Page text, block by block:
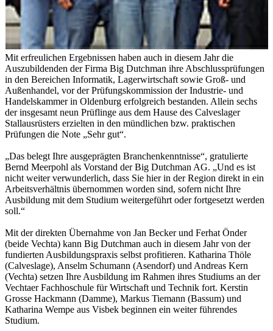
Mit erfreulichen Ergebnissen haben auch in diesem Jahr die
Auszubildenden der Firma Big Dutchman ihre Abschlussprüfungen
in den Bereichen Informatik, Lagerwirtschaft sowie Groß- und
Außenhandel, vor der Prüfungskommission der Industrie- und
Handelskammer in Oldenburg erfolgreich bestanden. Allein sechs
der insgesamt neun Prüflinge aus dem Hause des Calveslager
Stallausrüsters erzielten in den mündlichen bzw. praktischen
Prüfungen die Note „Sehr gut“.
„Das belegt Ihre ausgeprägten Branchenkenntnisse“, gratulierte
Bernd Meerpohl als Vorstand der Big Dutchman AG. „Und es ist
nicht weiter verwunderlich, dass Sie hier in der Region direkt in ein
Arbeitsverhältnis übernommen worden sind, sofern nicht Ihre
Ausbildung mit dem Studium weitergeführt oder fortgesetzt werden
soll.“
Mit der direkten Übernahme von Jan Becker und Ferhat Önder
(beide Vechta) kann Big Dutchman auch in diesem Jahr von der
fundierten Ausbildungspraxis selbst profitieren. Katharina Thöle
(Calveslage), Anselm Schumann (Asendorf) und Andreas Kern
(Vechta) setzen Ihre Ausbildung im Rahmen ihres Studiums an der
Vechtaer Fachhoschule für Wirtschaft und Technik fort. Kerstin
Grosse Hackmann (Damme), Markus Tiemann (Bassum) und
Katharina Wempe aus Visbek beginnen ein weiter führendes
Studium.